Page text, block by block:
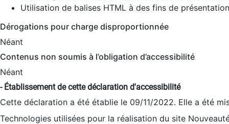
Utilisation de balises HTML à des fins de
Dérogations pour charge disproportionnée
Néant
Contenus non soumis à l’obligation d’accessibilité
Néant
- Établissement de cette déclaration d'accessibilité
Cette déclaration a été établie le 09/11/2022. Elle a été
Technologies utilisées pour la réalisation du site